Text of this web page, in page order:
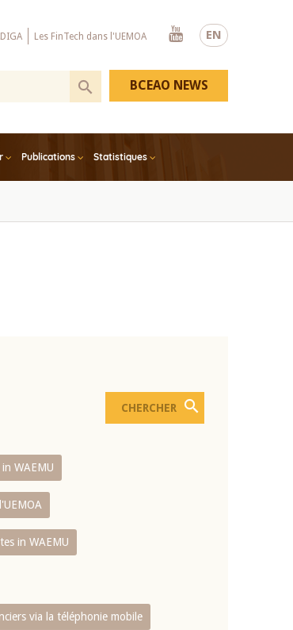
EN
Les FinTech dans l'UEMOA
Youtube
Publications Statistiques
BCEAO NEWS
WAEMU
in WAEMU
via la téléphonie mobile